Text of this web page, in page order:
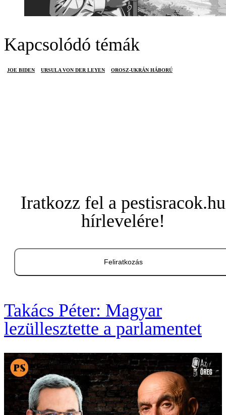
Kapcsolódó témák
JOE BIDEN URSULA VON DER LEYEN OROSZ-UKRÁN HÁBORÚ
Iratkozz fel a pestisracok.hu
hírlevelére!
Feliratkozás
Takács Péter: Magyar
lezüllesztette a parlamentet